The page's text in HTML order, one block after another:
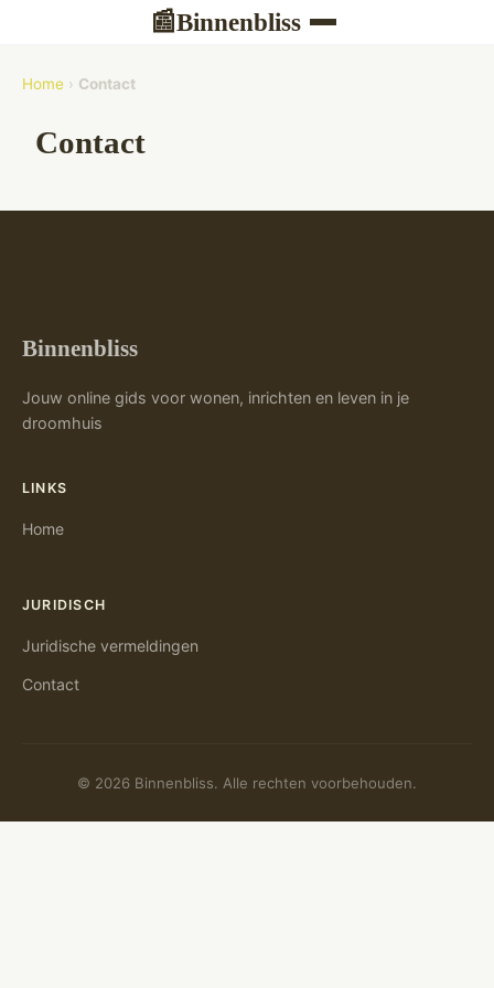
📰Binnenbliss
Home › Contact
Contact
Binnenbliss
Jouw online gids voor wonen, inrichten en leven in je
droomhuis
LINKS
Home
JURIDISCH
Juridische vermeldingen
Contact
© 2026 Binnenbliss. Alle rechten voorbehouden.